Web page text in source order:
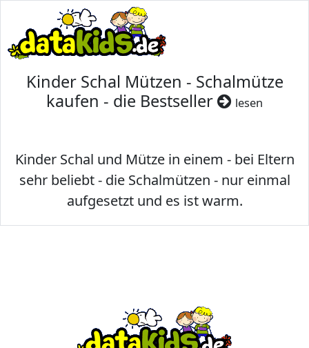
Kinder Schal Mützen - Schalmütze
kaufen - die Bestseller
lesen
Kinder Schal und Mütze in einem - bei Eltern
sehr beliebt - die Schalmützen - nur einmal
aufgesetzt und es ist warm.